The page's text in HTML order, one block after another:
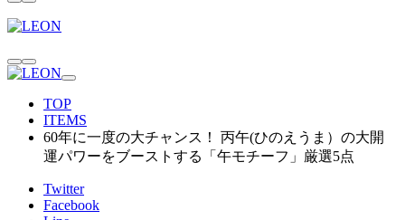
TOP
ITEMS
60年に一度の大チャンス！ 丙午(ひのえうま）の大開
運パワーをブーストする「午モチーフ」厳選5点
Twitter
Facebook